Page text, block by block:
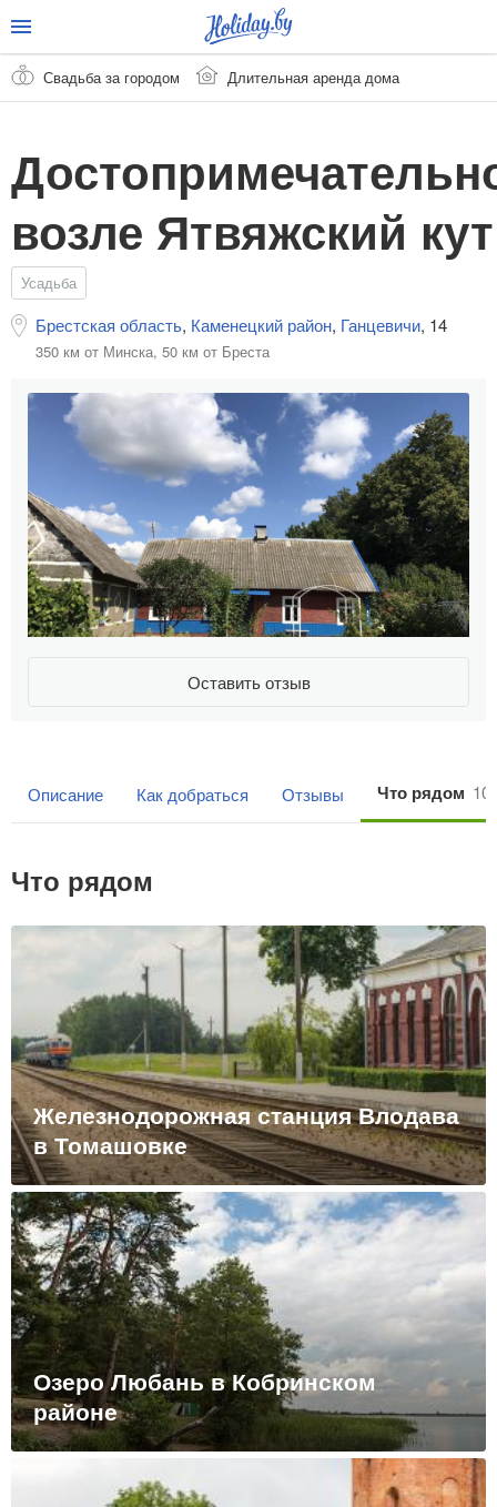
Свадьба за городом Длительная аренда дома
возле Ятвяжский кут
Усадьба
Брестская область, Каменецкий район, Ганцевичи, 14
350 км от Минска, 50 км от Бреста
Оставить отзыв
Описание Как добраться Отзывы Что рядом
Что рядом
Железнодорожная станция Влодава
в Томашовке
Озеро Любань в Кобринском
районе